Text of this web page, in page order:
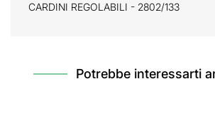
CARDINI REGOLABILI - 2802/133
Potrebbe interessarti